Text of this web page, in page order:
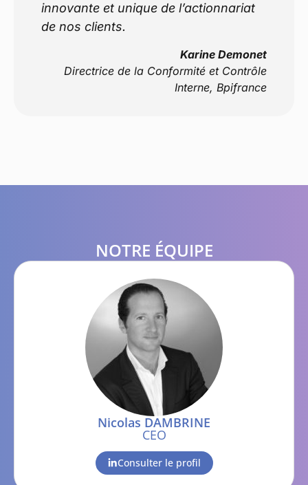
innovante et unique de l’actionnariat
de nos clients.
Karine Demonet
Directrice de la Conformité et Contrôle
Interne, Bpifrance
NOTRE ÉQUIPE
Nicolas DAMBRINE
CEO
Consulter le profil